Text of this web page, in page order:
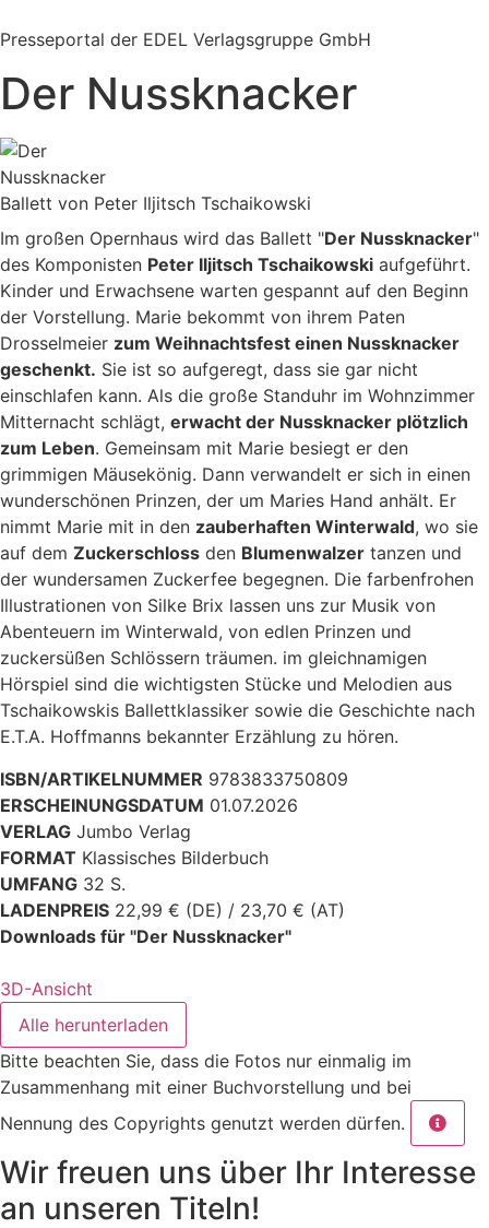
Inhalt
Presseportal der EDEL Verlagsgruppe GmbH
Der Nussknacker
Ballett von Peter Iljitsch Tschaikowski
Im großen Opernhaus wird das Ballett "Der Nussknacker"
des Komponisten Peter Iljitsch Tschaikowski aufgeführt.
Kinder und Erwachsene warten gespannt auf den Beginn
der Vorstellung. Marie bekommt von ihrem Paten
Drosselmeier zum Weihnachtsfest einen Nussknacker
geschenkt. Sie ist so aufgeregt, dass sie gar nicht
einschlafen kann. Als die große Standuhr im Wohnzimmer
Mitternacht schlägt, erwacht der Nussknacker plötzlich
zum Leben. Gemeinsam mit Marie besiegt er den
grimmigen Mäusekönig. Dann verwandelt er sich in einen
wunderschönen Prinzen, der um Maries Hand anhält. Er
nimmt Marie mit in den zauberha­ften Winterwald, wo sie
auf dem Zuckerschloss den Blumenwalzer tanzen und
der wundersamen Zuckerfee begegnen. Die farbenfrohen
Illustrationen von Silke Brix lassen uns zur Musik von
Abenteuern im Winterwald, von edlen Prinzen und
zuckersüßen Schlössern träumen. im gleichnamigen
Hörspiel sind die wichtigsten Stücke und Melodien aus
Tschaikowskis Ballettklassiker sowie die Geschichte nach
E.T.A. Hoffmanns bekannter Erzählung zu hören.
ISBN/ARTIKELNUMMER 9783833750809
ERSCHEINUNGSDATUM 01.07.2026
VERLAG Jumbo Verlag
FORMAT Klassisches Bilderbuch
UMFANG 32 S.
LADENPREIS 22,99 € (DE) / 23,70 € (AT)
Downloads für "Der Nussknacker"
3D-Ansicht
Alle herunterladen
Bitte beachten Sie, dass die Fotos nur einmalig im
Zusammenhang mit einer Buchvorstellung und bei
Nennung des Copyrights genutzt werden dürfen.
Wir freuen uns über Ihr Interesse
an unseren Titeln!